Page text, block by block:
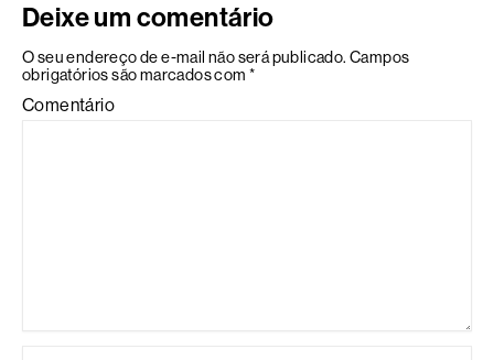
Deixe um comentário
O seu endereço de e-mail não será publicado. Campos
obrigatórios são marcados com *
Comentário